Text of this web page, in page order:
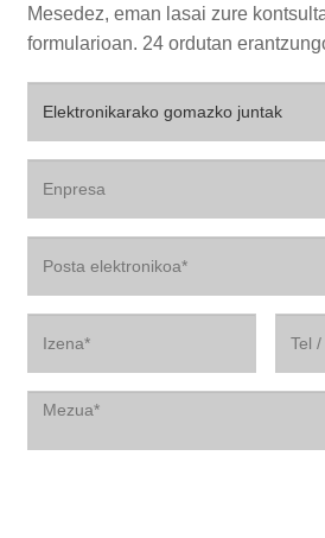
Mesedez, eman lasai zure
formularioan. 24 ordutan